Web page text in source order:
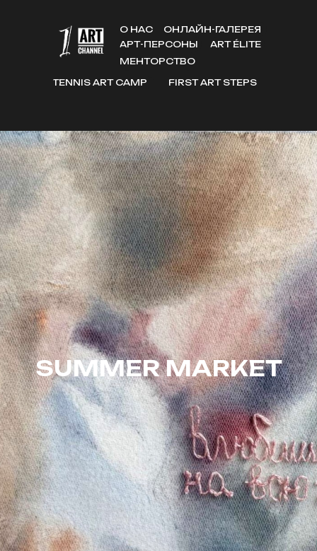
ОНЛАЙН-ГАЛЕРЕЯ
МЕНТОРСТВО
FIRST ART STEPS
TENNIS ART CAMP
ART ÉLITE
О НАС
АРТ-ПЕРСОНЫ
SUMMER MARKET